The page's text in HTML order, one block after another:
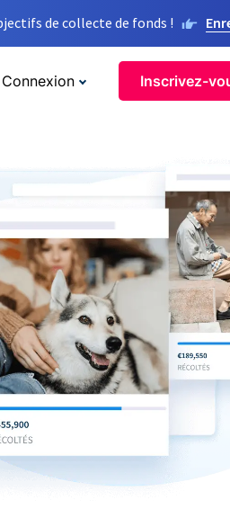
de collecte de fonds !
Connexion Inscrivez-